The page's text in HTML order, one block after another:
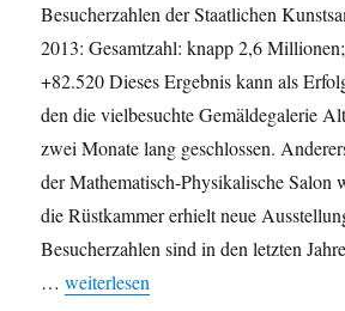
Besucherzahlen der Staatlichen
2013: Gesamtzahl: knapp 2,6
+82.520 Dieses Ergebnis kann als
den die vielbesuchte Gemäldegalerie
zwei Monate lang geschlossen.
der Mathematisch-Physikalische Salon
die Rüstkammer erhielt neue
Besucherzahlen sind in den letzten
…„Besucher der Staatlichen
weiterlesen